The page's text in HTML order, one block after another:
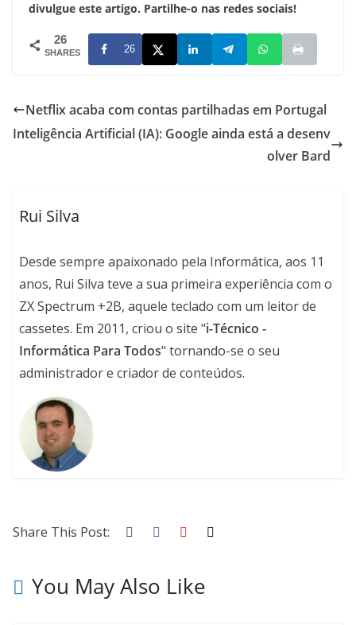
divulgue este artigo. Partilhe-o nas redes sociais!
26
SHARES 26
Netflix acaba com contas partilhadas em Portugal
Inteligência Artificial (IA): Google ainda está a desenv
olver Bard
Rui Silva
Desde sempre apaixonado pela Informática, aos 11
anos, Rui Silva teve a sua primeira experiência com o
ZX Spectrum +2B, aquele teclado com um leitor de
cassetes. Em 2011, criou o site "i-Técnico -
Informática Para Todos" tornando-se o seu
administrador e criador de conteúdos.
Share This Post:
You May Also Like